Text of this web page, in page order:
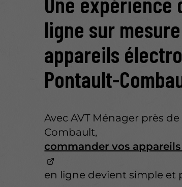
ligne sur
appareils
Pontault-
Avec AVT Ménager près
Combault,
commander vos
en ligne devient simple et